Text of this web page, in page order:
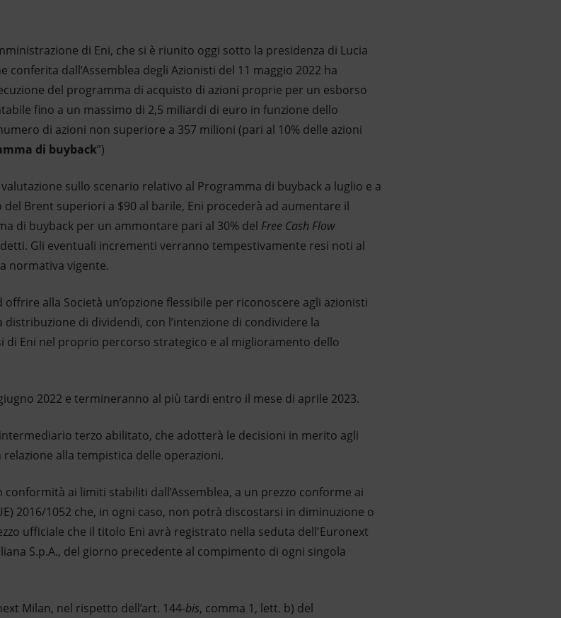
di Eni, che si è riunito oggi sotto la presidenza di Lucia
conferita dall’Assemblea degli Azionisti del 11 maggio 2022 ha
del programma di acquisto di azioni proprie per un esborso
fino a un massimo di 2,5 miliardi di euro in funzione dello
di azioni non superiore a 357 milioni (pari al 10% delle azioni
di buyback”)
sullo scenario relativo al Programma di buyback a luglio e a
Brent superiori a $90 al barile, Eni procederà ad aumentare il
di buyback per un ammontare pari al 30% del Free Cash Flow
Gli eventuali incrementi verranno tempestivamente resi noti al
normativa vigente.
alla Società un’opzione flessibile per riconoscere agli azionisti
di dividendi, con l’intenzione di condividere la
di Eni nel proprio percorso strategico e al miglioramento dello
2022 e termineranno al più tardi entro il mese di aprile 2023.
terzo abilitato, che adotterà le decisioni in merito agli
alla tempistica delle operazioni.
ai limiti stabiliti dall’Assemblea, a un prezzo conforme ai
2016/1052 che, in ogni caso, non potrà discostarsi in diminuzione o
ufficiale che il titolo Eni avrà registrato nella seduta dell'Euronext
S.p.A., del giorno precedente al compimento di ogni singola
Milan, nel rispetto dell’art. 144-bis, comma 1, lett. b) del